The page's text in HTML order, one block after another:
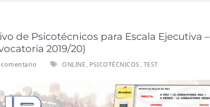
de Psicotécnicos para Escala Ejecutiva –
2019/20)
comentario ONLINE PSICOTÉCNICOS TEST